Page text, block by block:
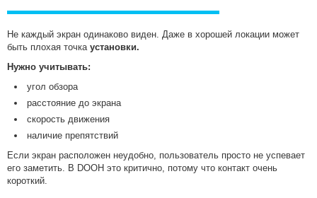
Не каждый экран одинаково виден. Даже в хорошей локации может
быть плохая точка установки.
Нужно учитывать:
угол обзора
расстояние до экрана
скорость движения
наличие препятствий
Если экран расположен неудобно, пользователь просто не успевает
его заметить. В DOOH это критично, потому что контакт очень
короткий.